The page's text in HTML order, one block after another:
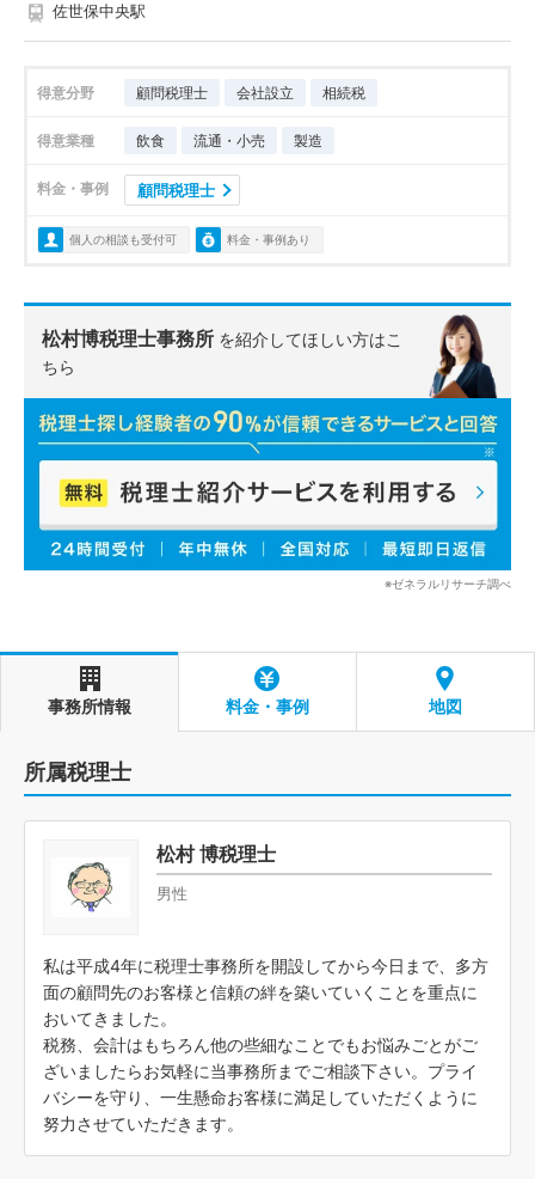
佐世保中央駅
得意分野 顧問税理士 会社設立 相続税
得意業種 飲食 流通・小売 製造
料金・事例 顧問税理士
個人の相談も受付可 料金・事例あり
松村博税理士事務所 を紹介してほしい方はこ
ちら
※ゼネラルリサーチ調べ
事務所情報 料金・事例 地図
所属税理士
松村 博税理士
男性
私は平成4年に税理士事務所を開設してから今日まで、多方
面の顧問先のお客様と信頼の絆を築いていくことを重点に
おいてきました。
税務、会計はもちろん他の些細なことでもお悩みごとがご
ざいましたらお気軽に当事務所までご相談下さい。プライ
バシーを守り、一生懸命お客様に満足していただくように
努力させていただきます。